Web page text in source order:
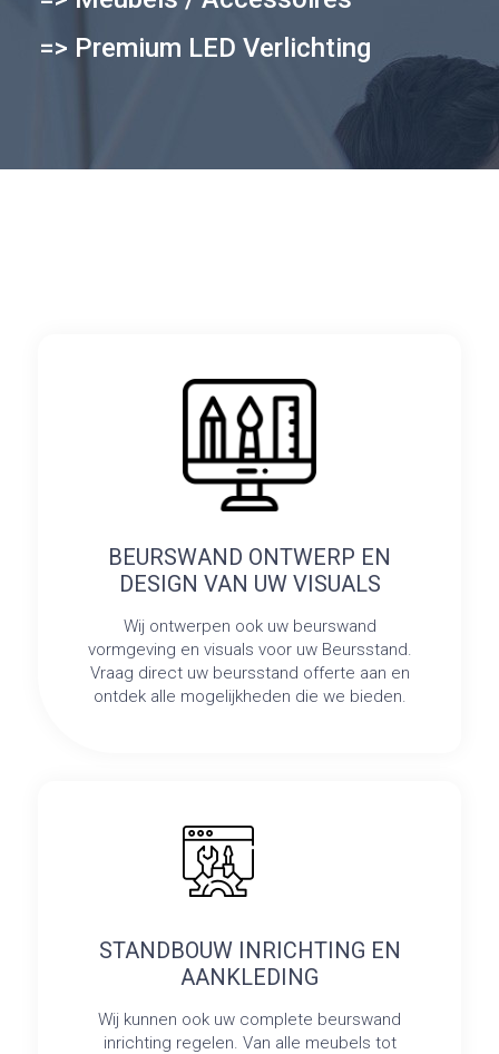
=> Premium LED Verlichting
BEURSWAND ONTWERP EN
DESIGN VAN UW VISUALS
Wij ontwerpen ook uw beurswand
vormgeving en visuals voor uw Beursstand.
Vraag direct uw beursstand offerte aan en
ontdek alle mogelijkheden die we bieden.
STANDBOUW INRICHTING EN
AANKLEDING
Wij kunnen ook uw complete beurswand
inrichting regelen. Van alle meubels tot